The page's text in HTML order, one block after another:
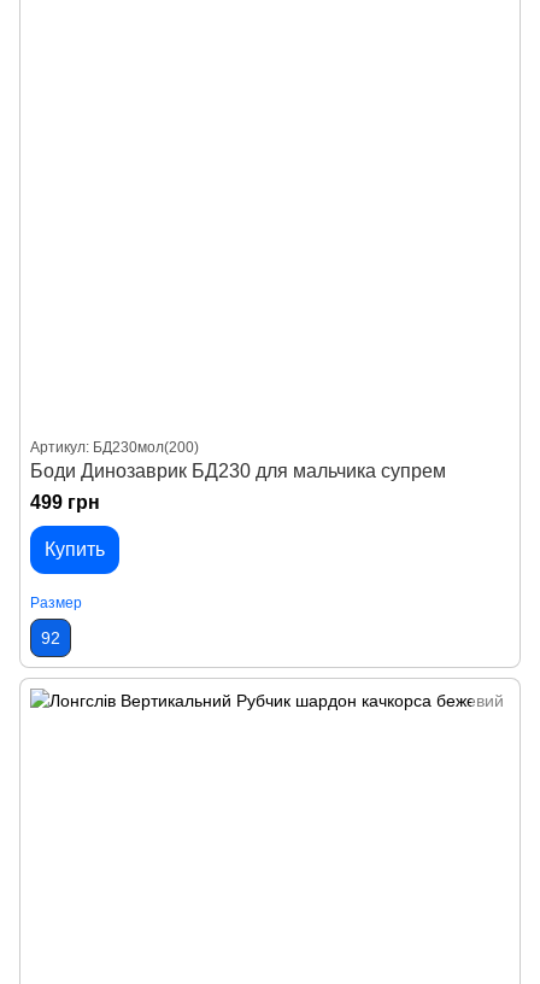
Артикул: БД230мол(200)
Боди Динозаврик БД230 для мальчика супрем
499 грн
Купить
Размер
92